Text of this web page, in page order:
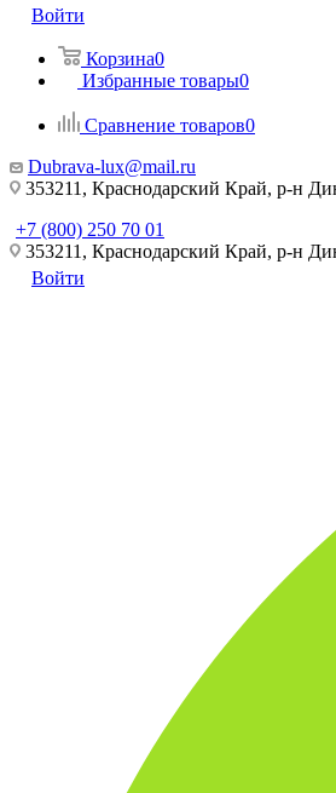
Войти
Корзина0
Избранные товары0
Сравнение товаров0
Dubrava-lux@mail.ru
353211, Краснодарский Край, р-н
+7 (800) 250 70 01
353211, Краснодарский Край, р-н
Войти